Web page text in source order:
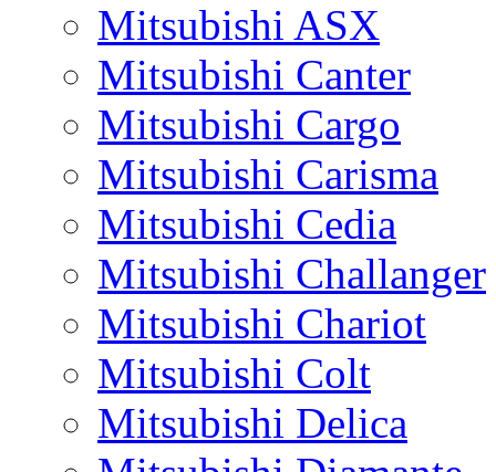
Mitsubishi ASX
Mitsubishi Canter
Mitsubishi Cargo
Mitsubishi Carisma
Mitsubishi Cedia
Mitsubishi Challanger
Mitsubishi Chariot
Mitsubishi Colt
Mitsubishi Delica